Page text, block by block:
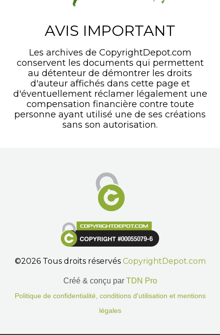
AVIS IMPORTANT
Les archives de CopyrightDepot.com
conservent les documents qui permettent
au détenteur de démontrer les droits
d'auteur affichés dans cette page et
d'éventuellement réclamer légalement une
compensation financière contre toute
personne ayant utilisé une de ses créations
sans son autorisation.
©2026 Tous droits réservés CopyrightDepot.com
Créé & conçu par TDN Pro
Politique de confidentialité, conditions d'utilisation et mentions
légales